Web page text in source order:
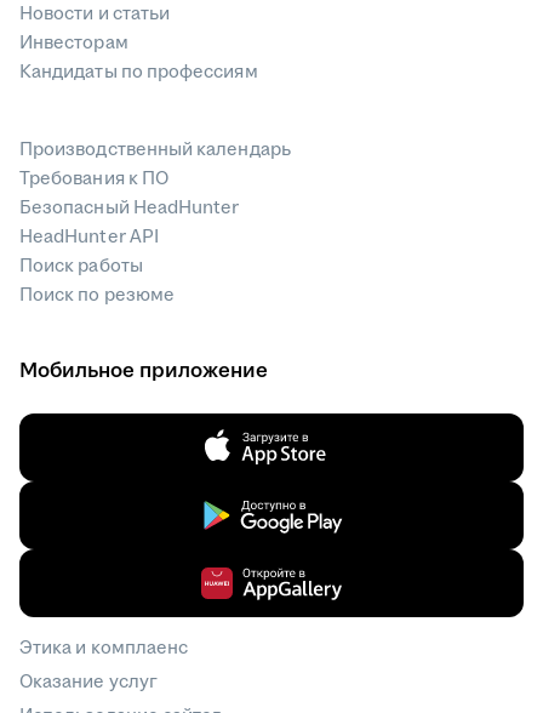
Новости и статьи
Инвесторам
Кандидаты по профессиям
Производственный календарь
Требования к ПО
Безопасный HeadHunter
HeadHunter API
Поиск работы
Поиск по резюме
Мобильное приложение
Этика и комплаенс
Оказание услуг